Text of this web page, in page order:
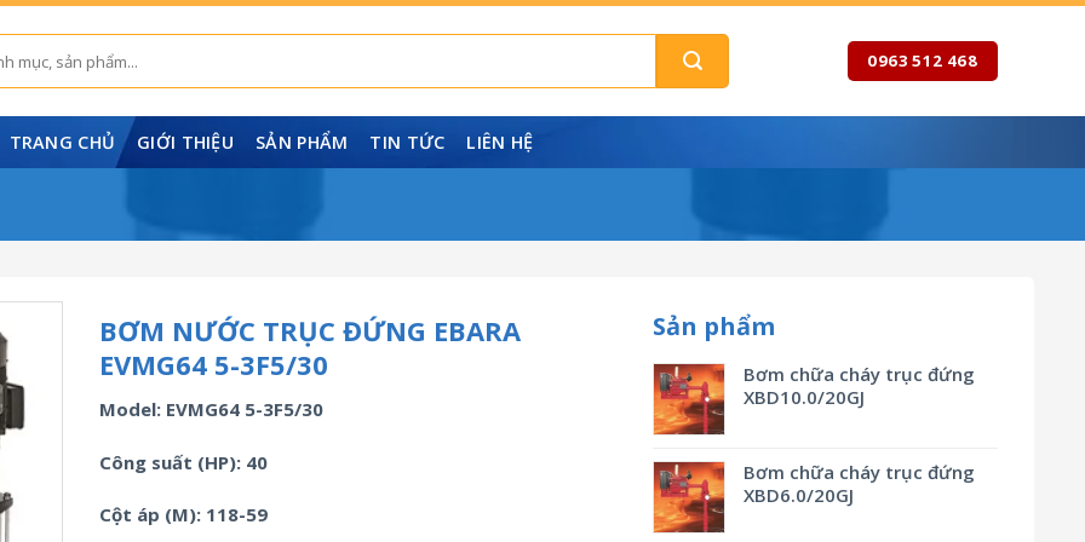
0963 512 468
TRANG CHỦ GIỚI THIỆU SẢN PHẨM TIN TỨC LIÊN HỆ
Sản phẩm
Bơm chữa cháy trục đứng
XBD10.0/20GJ
Bơm chữa cháy trục đứng
XBD6.0/20GJ
BƠM NƯỚC TRỤC ĐỨNG EBARA
EVMG64 5-3F5/30
Model: EVMG64 5-3F5/30
Công suất (HP): 40
Cột áp (M): 118-59